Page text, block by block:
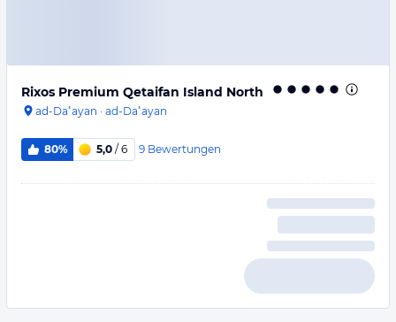
Rixos Premium Qetaifan Island North
ad-Daʿayan · ad-Daʿayan
80% 5,0 / 6 9 Bewertungen